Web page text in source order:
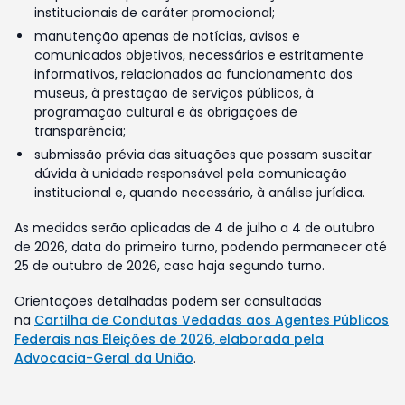
institucionais de caráter promocional;
manutenção apenas de notícias, avisos e
comunicados objetivos, necessários e estritamente
informativos, relacionados ao funcionamento dos
museus, à prestação de serviços públicos, à
programação cultural e às obrigações de
transparência;
submissão prévia das situações que possam suscitar
dúvida à unidade responsável pela comunicação
institucional e, quando necessário, à análise jurídica.
As medidas serão aplicadas de 4 de julho a 4 de outubro
de 2026, data do primeiro turno, podendo permanecer até
25 de outubro de 2026, caso haja segundo turno.
Orientações detalhadas podem ser consultadas
na Cartilha de Condutas Vedadas aos Agentes Públicos
Federais nas Eleições de 2026, elaborada pela
Advocacia-Geral da União.